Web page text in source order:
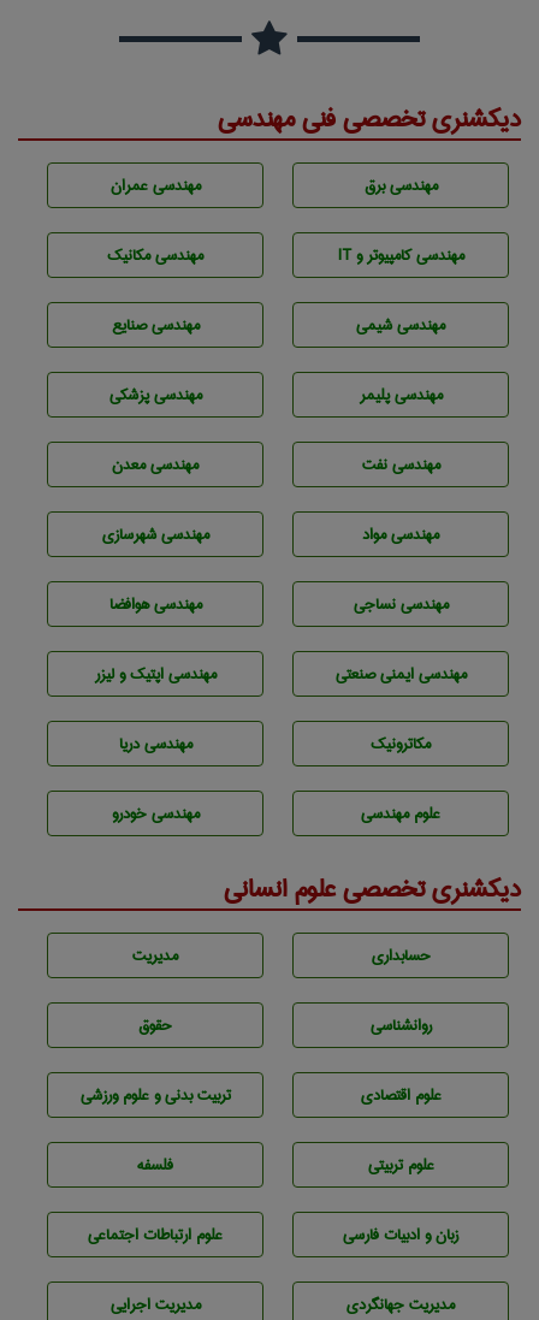
دیکشنری تخصصی فنی مهندسی
مهندسی برق مهندسی عمران
مهندسی كامپيوتر و IT مهندسی مکانیک
مهندسي شيمی مهندسی صنايع
مهندسی پليمر مهندسی پزشکی
مهندسی نفت مهندسی معدن
مهندسی مواد مهندسی شهرسازی
مهندسي نساجی مهندسی هوافضا
مهندسی ایمنی صنعتی مهندسی اپتیک و لیزر
مکاترونیک مهندسی دریا
علوم مهندسی مهندسی خودرو
دیکشنری تخصصی علوم انسانی
حسابداری مديريت
روانشناسی حقوق
علوم اقتصادی تربيت بدنی و علوم ورزشی
علوم تربيتی فلسفه
زبان و ادبيات فارسی علوم ارتباطات اجتماعی
مديريت جهانگردی مديريت اجرايی